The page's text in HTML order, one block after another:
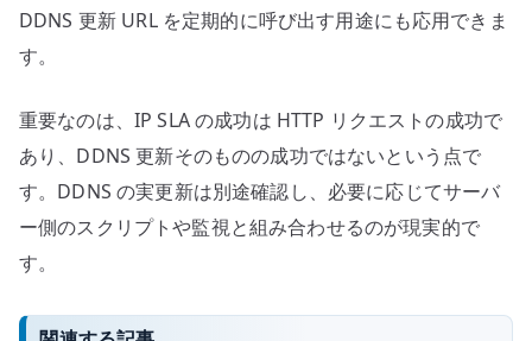
DDNS 更新 URL を定期的に呼び出す用途にも応用できま
す。
重要なのは、IP SLA の成功は HTTP リクエストの成功で
あり、DDNS 更新そのものの成功ではないという点で
す。DDNS の実更新は別途確認し、必要に応じてサーバ
ー側のスクリプトや監視と組み合わせるのが現実的で
す。